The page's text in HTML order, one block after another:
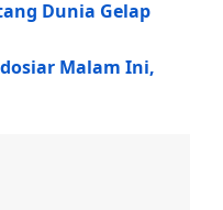
Dunia Gelap
Malam Ini,